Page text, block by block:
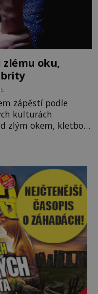
oku,
zápěstí podle
kulturách
zlým okem, kletbou,
nemoc. S tímto
ochrany lze
světě, je